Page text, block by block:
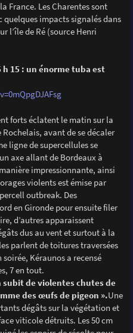
France. Les Charentes sont
quelques impacts signalés dans
l’île de Ré (source Henri
h 15 : un énorme tuba est
forts éclatent le matin sur la
avant de se décaler
ligne de supercellules se
axe allant de Bordeaux à
impressionnante, ainsi
violents est émise par
outbreak. Des
en Gironde pour ensuite filer
d’autres apparaissent
dus au vent et surtout à la
parlent de toitures traversées
Kéraunos a recensé
7 en tout.
subit de violentes chutes de
des œufs de pigeon ».Une
dégâts sur la végétation et
viticole détruits. Les 50 cm